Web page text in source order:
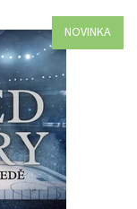
NOVINKA
rivalitu v něco
🕯 Co v setu